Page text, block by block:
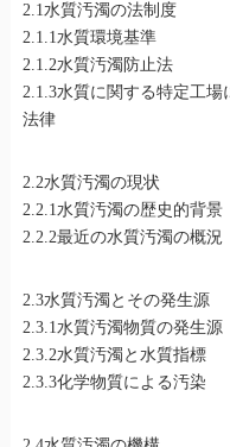
2.1水質汚濁の法制度
2.1.1水質環境基準
2.1.2水質汚濁防止法
2.1.3水質に関する特定工
法律
2.2水質汚濁の現状
2.2.1水質汚濁の歴史的背景
2.2.2最近の水質汚濁の概況
2.3水質汚濁とその発生源
2.3.1水質汚濁物質の発生源
2.3.2水質汚濁と水質指標
2.3.3化学物質による汚染